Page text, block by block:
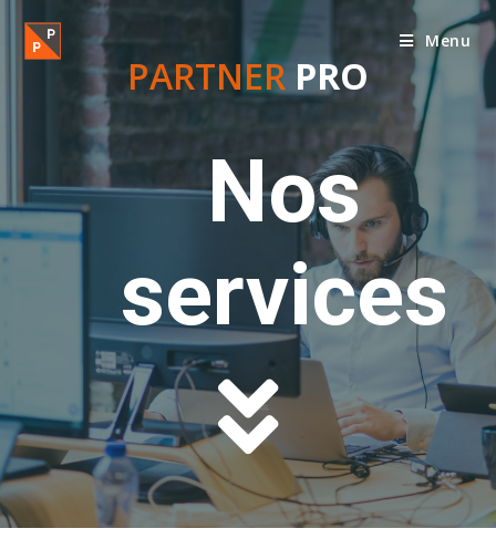
Menu
PARTNERPRO
Nos
services